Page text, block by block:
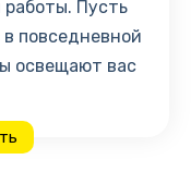
Пусть
в повседневной
освещают вас